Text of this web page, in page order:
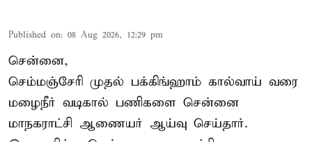
Published on: 08 Aug 2026, 12:29 pm
சென்னை,
செம்மஞ்சேரி முதல் பக்கிங்ஹாம் கால்வாய் வரை
மழைநீர் வடிகால் பணிகளை சென்னை
மாநகராட்சி ஆணையர் ஆய்வு செய்தார்.